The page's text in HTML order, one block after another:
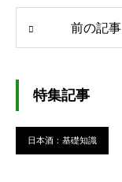
前の記事
特集記事
日本酒：基礎知識